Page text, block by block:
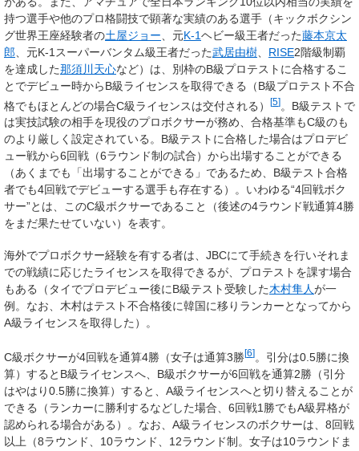
持つ選手や他のプロ格闘技で顕著な実績のある選手（キックボクシン
グ世界王座経験者の土屋ジョー 、元K-1ヘビー級王者だった藤本京太
郎 、元K-1スーパーバンタム級王者だった武居由樹 RISE2階級制覇
を達成した那須川天心など）は、別枠のB級プロテストに合格するこ
とでデビュー時からB級ライセンスを取得できる（B級プロテスト不合
格でもほとんどの場合C級ライセンスは交付される）
[5]。B級テストで
は実技試験の相手を現役のプロボクサーが務め、合格基準もC級のも
のより厳しく設定されている。B級テストに合格した場合はプロデビ
ュー戦から6回戦（6ラウンド制の試合）から出場することができる
（あくまでも「出場することができる」であるため、B級テスト合格
者でも4回戦でデビューする選手も存在する）。いわゆる“4回戦ボク
サー”とは、このC級ボクサーであること（後述の4ラウンド戦通算4勝
をまだ果たせていない）を表す。
海外でプロボクサー経験を有する者は、JBCにて手続きを行いそれま
での戦績に応じたライセンスを取得できるが、プロテストを課す場合
もある（タイでプロデビュー後にB級テスト受験した木村隼人が一
例。なお、木村はテスト不合格後に韓国に移りランカーとなってから
A級ライセンスを取得した）。
C級ボクサーが4回戦を通算4勝（女子は通算3勝[6] 。引分は0.5勝に換
算）するとB級ライセンスへ、B級ボクサーが6回戦を通算2勝（引分
はやはり0.5勝に換算）すると、A級ライセンスへと切り替えることが
できる（ランカーに勝利するなどした場合、6回戦1勝でもA級昇格が
認められる場合がある）。なお、A級ライセンスのボクサーは、8回戦
以上（8ラウンド、10ラウンド、12ラウンド制。女子は10ラウンドま